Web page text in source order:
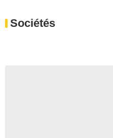
Sociétés